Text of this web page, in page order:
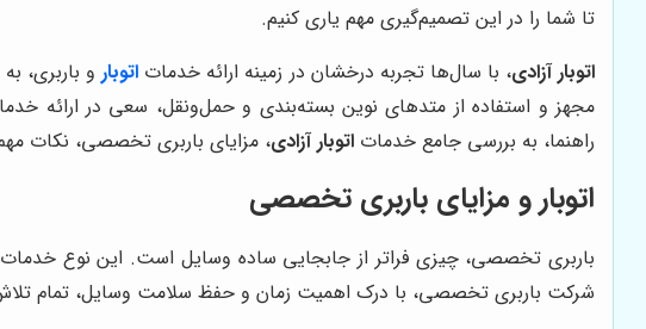
تا شما را در این تصمیم‌گیری مهم یاری کنیم.
اتوبار آزادی، با سال‌ها تجربه درخشان در زمینه ارائه خدمات اتوبارو باربری،
مجهز و استفاده از متدهای نوین بسته‌بندی و حمل‌ونقل، سعی در ارائه
راهنما، به بررسی جامع خدمات اتوبار آزادی، مزایای باربری تخصصی، نکات
اتوبار و مزایای باربری تخصصی
باربری تخصصی، چیزی فراتر از جابجایی ساده وسایل است. این نوع
شرکت باربری تخصصی، با درک اهمیت زمان و حفظ سلامت وسایل، تمام تلاش